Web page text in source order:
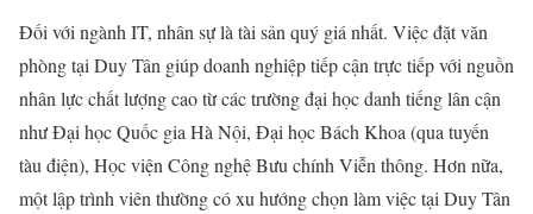
Đối với ngành IT, nhân sự là tài sản quý giá nhất. Việc đặt văn
phòng tại Duy Tân giúp doanh nghiệp tiếp cận trực tiếp với nguồn
nhân lực chất lượng cao từ các trường đại học danh tiếng lân cận
như Đại học Quốc gia Hà Nội, Đại học Bách Khoa (qua tuyến
tàu điện), Học viện Công nghệ Bưu chính Viễn thông. Hơn nữa,
một lập trình viên thường có xu hướng chọn làm việc tại Duy Tân